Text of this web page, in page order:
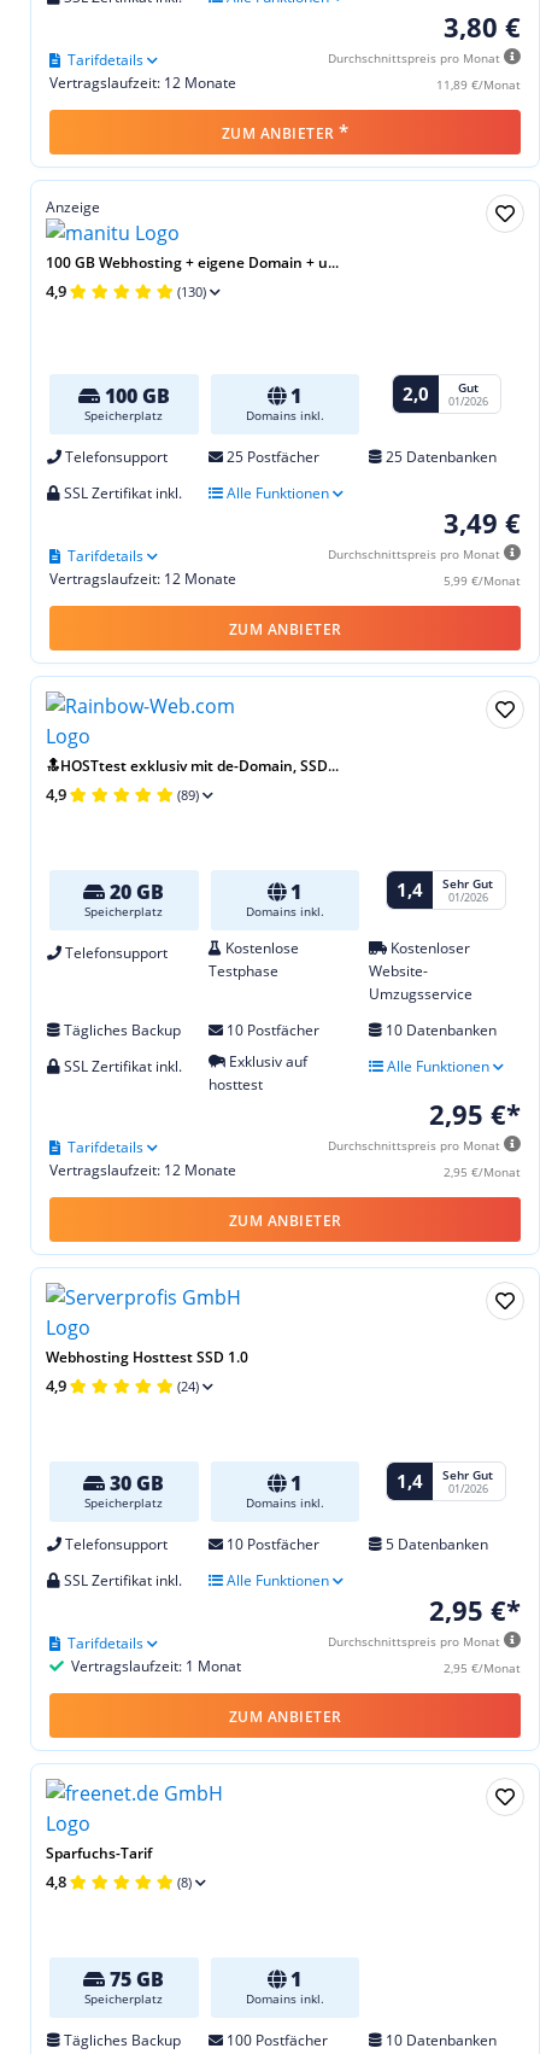
3,80 €
Durchschnittspreis pro Monat
11,89 €/Monat
Vertragslaufzeit: 12 Monate
Tarifdetails
ZUM ANBIETER *
Anzeige
100 GB Webhosting + eigene Domain + u...
4,9 (130)
100 GB
Speicherplatz
1
Domains inkl.
2,0 Gut
01/2026
Telefonsupport 25 Postfächer
25 Datenbanken
SSL Zertifikat inkl.
Alle Funktionen
3,49 €
Durchschnittspreis pro Monat
5,99 €/Monat
Vertragslaufzeit: 12 Monate
Tarifdetails
ZUM ANBIETER
🔝HOSTtest exklusiv mit de-Domain, SSD...
4,9 (89)
20 GB
Speicherplatz
1
Domains inkl.
1,4 Sehr Gut
01/2026
Telefonsupport
Kostenlose
Testphase
Kostenloser
Website-
Umzugsservice
Tägliches Backup
10 Postfächer
10 Datenbanken
SSL Zertifikat inkl.
Exklusiv auf
hosttest
Alle Funktionen
2,95 €*
Durchschnittspreis pro Monat
2,95 €/Monat
Vertragslaufzeit: 12 Monate
Tarifdetails
ZUM ANBIETER
Webhosting Hosttest SSD 1.0
4,9 (24)
30 GB
Speicherplatz
1
Domains inkl.
1,4 Sehr Gut
01/2026
Telefonsupport 10 Postfächer
5 Datenbanken
SSL Zertifikat inkl.
Alle Funktionen
2,95 €*
Durchschnittspreis pro Monat
2,95 €/Monat
Vertragslaufzeit: 1 Monat
Tarifdetails
ZUM ANBIETER
Sparfuchs-Tarif
4,8 (8)
75 GB
Speicherplatz
1
Domains inkl.
Tägliches Backup 100 Postfächer 10 Datenbanken